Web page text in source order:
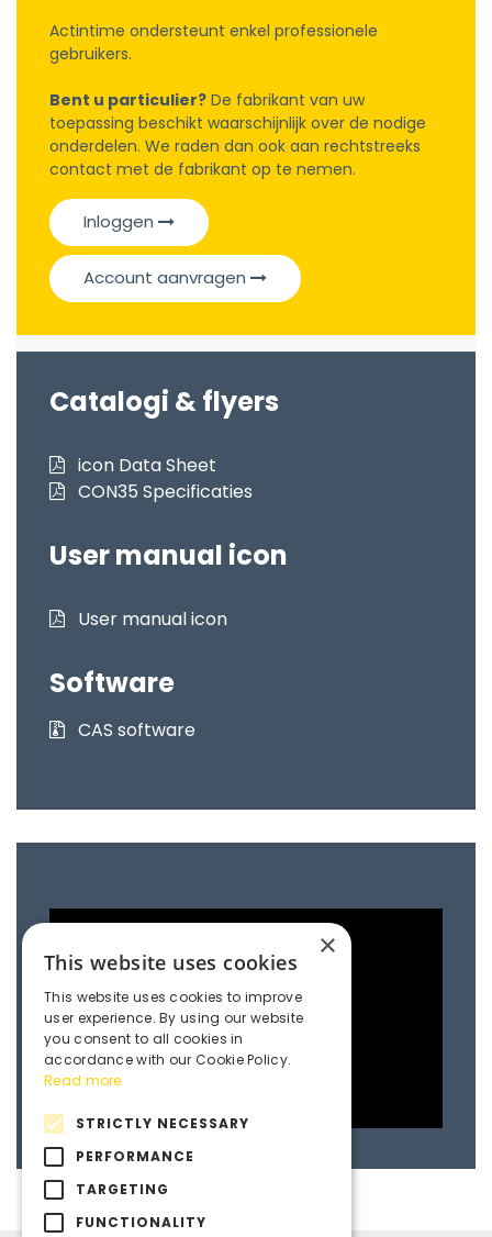
Actintime ondersteunt enkel professionele
gebruikers.
Bent u particulier? De fabrikant van uw
toepassing beschikt waarschijnlijk over de nodige
onderdelen. We raden dan ook aan rechtstreeks
contact met de fabrikant op te nemen.
Inloggen
Account aanvragen
Catalogi & flyers
icon Data Sheet
CON35 Specificaties
User manual icon
User manual icon
Software
CAS software
×
This website uses cookies
This website uses cookies to improve
user experience. By using our website
you consent to all cookies in
accordance with our Cookie Policy.
Read more
STRICTLY NECESSARY
PERFORMANCE
TARGETING
FUNCTIONALITY